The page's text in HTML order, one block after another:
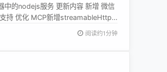
的nodejs服务 更新内容 新增 微信
持 优化 MCP新增streamableHttp
阅读约1分钟